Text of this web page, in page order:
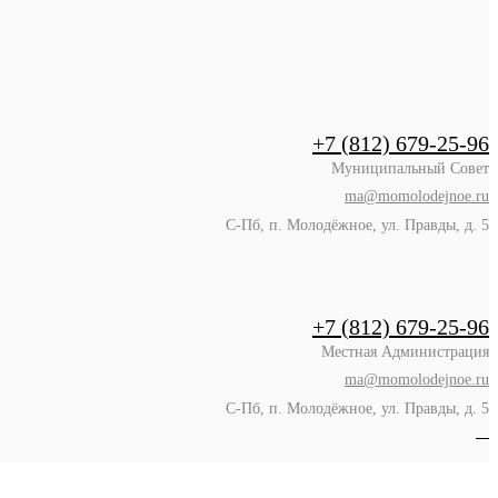
+7 (812) 679-25-96
Муниципальный Совет
ma@momolodejnoe.ru
С-Пб, п. Молодёжное, ул. Правды, д. 5
+7 (812) 679-25-96
Местная Администрация
ma@momolodejnoe.ru
С-Пб, п. Молодёжное, ул. Правды, д. 5